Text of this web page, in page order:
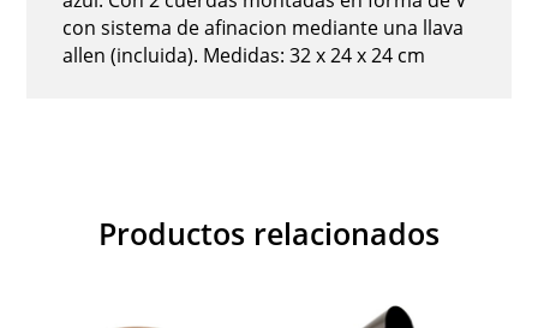
con sistema de afinacion mediante una llava
allen (incluida). Medidas: 32 x 24 x 24 cm
Productos relacionados